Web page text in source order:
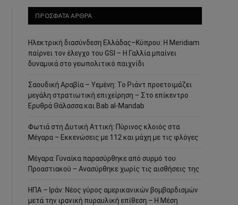
ΠΡΟΣΦΑΤΑ ΑΡΘΡΑ
Ηλεκτρική διασύνδεση Ελλάδας–Κύπρου: Η Meridiam
παίρνει τον έλεγχο του GSI – Η Γαλλία μπαίνει
δυναμικά στο γεωπολιτικό παιχνίδι
Σαουδική Αραβία – Υεμένη: Το Ριάντ προετοιμάζει
μεγάλη στρατιωτική επιχείρηση – Στο επίκεντρο
Ερυθρά Θάλασσα και Bab al-Mandab
Φωτιά στη Δυτική Αττική: Πύρινος κλοιός στα
Μέγαρα – Εκκενώσεις με 112 και μάχη με τις φλόγες
Μέγαρα: Γυναίκα παρασύρθηκε από συρμό του
Προαστιακού – Ανασύρθηκε χωρίς τις αισθήσεις της
ΗΠΑ – Ιράν: Νέος γύρος αμερικανικών βομβαρδισμών
μετά την ιρανική πυραυλική επίθεση – Η Μέση